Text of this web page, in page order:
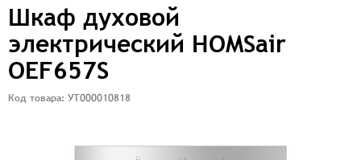
Шкаф духовой
электрический HOMSair
OEF657S
Код товара: УТ000010818